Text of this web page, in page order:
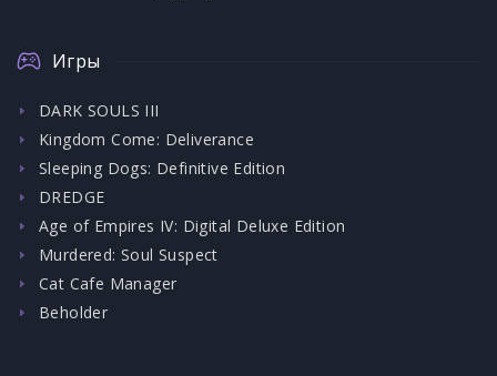
Игры
DARK SOULS III
Kingdom Come: Deliverance
Sleeping Dogs: Definitive Edition
DREDGE
Age of Empires IV: Digital Deluxe Edition
Murdered: Soul Suspect
Cat Cafe Manager
Beholder